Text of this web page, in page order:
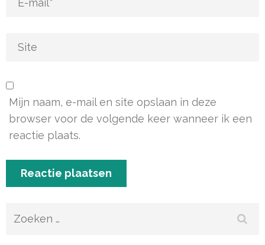
Mijn naam, e-mail en site opslaan in deze
browser voor de volgende keer wanneer ik een
reactie plaats.
Zoeken